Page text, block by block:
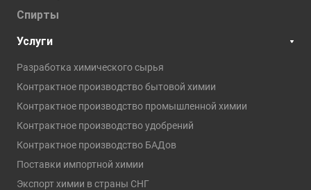
Спирты
Услуги
Разработка химического сырья
Контрактное производство бытовой химии
Контрактное производство промышленной химии
Контрактное производство удобрений
Контрактное производство БАДов
Поставки импортной химии
Экспорт химии в страны СНГ